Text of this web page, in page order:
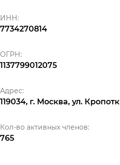
ИНН:
7734270814
ОГРН:
1137799012075
Адрес:
119034, г. Москва, ул.
Кол-во активных членов:
765